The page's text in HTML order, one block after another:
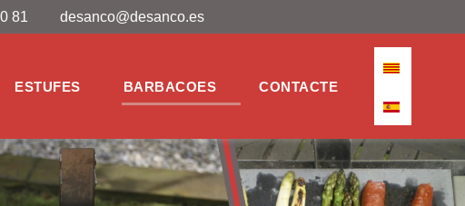
81 desanco@desanco.es
ESTUFES BARBACOES CONTACTE